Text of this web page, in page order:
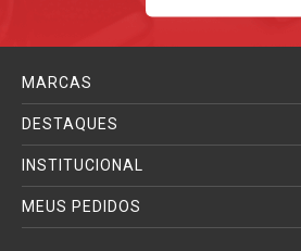
MARCAS
DESTAQUES
INSTITUCIONAL
MEUS PEDIDOS